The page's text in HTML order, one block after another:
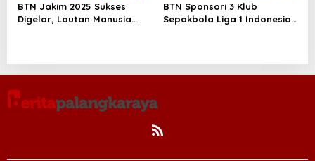
BTN Jakim 2025 Sukses
Digelar, Lautan Manusia
BTN Sponsori 3 Klub
Sepakbola Liga 1 Indonesia